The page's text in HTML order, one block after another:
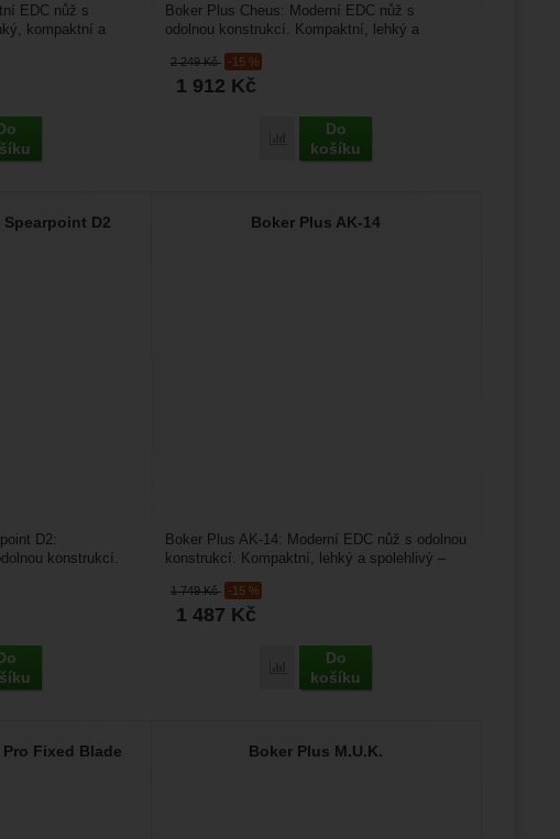
'Boker Plus Sanjo' k porovnání
EDC nůž s
kompaktní a
2 249Kč -15 %
1 912 Kč
Přidat 'Boker Plus Cheus' k porovnání
Do
košíku
Boker Plus Cheus: Moderní EDC nůž s
odolnou konstrukcí. Kompaktní, lehký a
Spearpoint D2
'Boker Plus AKS-74 Spearpoint D2' k porovnání
D2:
konstrukcí.
Boker Plus AK-14
1 749Kč -15 %
1 487 Kč
Přidat 'Boker Plus AK-14' k porovnání
Do
košíku
Boker Plus AK-14: Moderní EDC nůž s odolnou
konstrukcí. Kompaktní, lehký a spolehlivý –
Fixed Blade Boker Plus M.U.K.